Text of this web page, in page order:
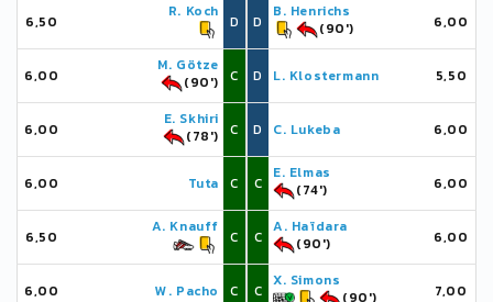
6,50
R. Koch
D
6,00
M. Götze
(90')
C
6,00
E. Skhiri
(78')
C
6,00 Tuta C
6,50
A. Knauff
C
6,00 W. Pacho C
D
B. Henrichs
(90')
6,00
D L. Klostermann 5,50
D C. Lukeba 6,00
C
E. Elmas
(74')
6,00
C
A. Haïdara
(90')
6,00
C
X. Simons
(90')
7,00